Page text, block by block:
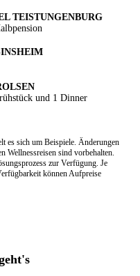
TEISTUNGENBURG
und 1 Dinner
es sich um Beispiele. Änderungen
Wellnessreisen sind vorbehalten.
zur Verfügung. Je
können Aufpreise